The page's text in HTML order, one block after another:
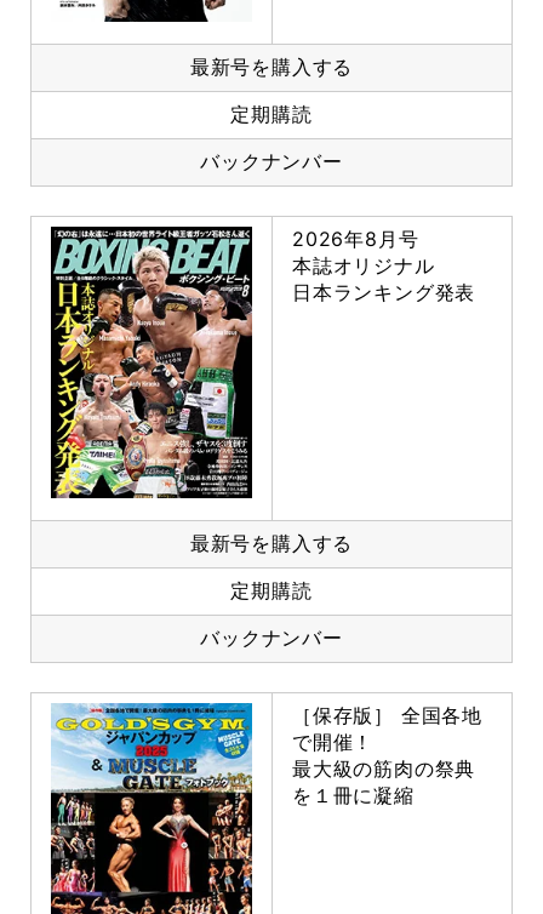
最新号を購入する
定期購読
バックナンバー
2026年8月号
本誌オリジナル
日本ランキング発表
最新号を購入する
定期購読
バックナンバー
［保存版］ 全国各地
で開催！
最大級の筋肉の祭典
を１冊に凝縮